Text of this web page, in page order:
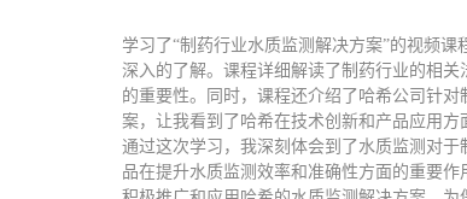
学习了“制药行业水质监测解决方案”的视频
深入的了解。课程详细解读了制药行业的相
的重要性。同时，课程还介绍了哈希公司针
案，让我看到了哈希在技术创新和产品应用方
通过这次学习，我深刻体会到了水质监测对
品在提升水质监测效率和准确性方面的重要作